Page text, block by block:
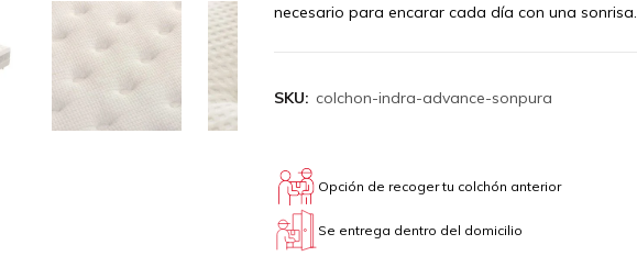
necesario para encarar cada día con una sonrisa.
SKU: colchon-indra-advance-sonpura
Opción de recoger tu colchón anterior
Se entrega dentro del domicilio